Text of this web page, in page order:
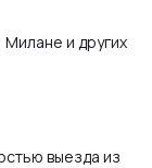
и других
выезда из